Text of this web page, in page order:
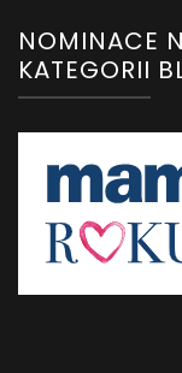
NOMINACE
KATEGORII